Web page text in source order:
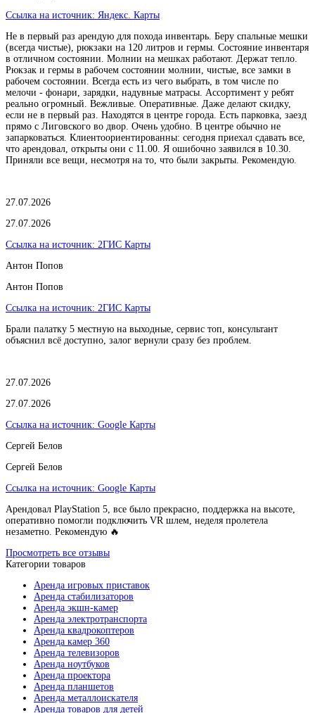
Ссылка на источник: Яндекс. Карты
Не в первый раз арендую для похода инвентарь. Беру спальные мешки
(всегда чистые), рюкзаки на 120 литров и гермы. Состояние инвентаря
в отличном состоянии. Молнии на мешках работают. Держат тепло.
Рюкзак и гермы в рабочем состоянии молнии, чистые, все замки в
рабочем состоянии. Всегда есть из чего выбрать, в том числе по
мелочи - фонари, зарядки, надувные матрасы. Ассортимент у ребят
реально огромный. Вежливые. Оперативные. Даже делают скидку,
если не в первый раз. Находятся в центре города. Есть парковка, заезд
прямо с Лиговского во двор. Очень удобно. В центре обычно не
запарковаться. Клиентоориентированны: сегодня приехал сдавать все,
что арендовал, открыты они с 11.00. Я ошибочно заявился в 10.30.
Приняли все вещи, несмотря на то, что были закрыты. Рекомендую.
27.07.2026
27.07.2026
Ссылка на источник: 2ГИС Карты
Антон Попов
Антон Попов
Ссылка на источник: 2ГИС Карты
Брали палатку 5 местную на выходные, сервис топ, консультант
объяснил всё доступно, залог вернули сразу без проблем.
27.07.2026
27.07.2026
Ссылка на источник: Google Карты
Сергей Белов
Сергей Белов
Ссылка на источник: Google Карты
Арендовал PlayStation 5, все было прекрасно, поддержка на высоте,
оперативно помогли подключить VR шлем, неделя пролетела
незаметно. Рекомендую 🔥
Просмотреть все отзывы
Категории товаров
Аренда игровых приставок
Аренда стабилизаторов
Аренда экшн-камер
Аренда электротранспорта
Аренда квадрокоптеров
Аренда камер 360
Аренда телевизоров
Аренда ноутбуков
Аренда проектора
Аренда планшетов
Аренда металлоискателя
Аренда товаров для детей